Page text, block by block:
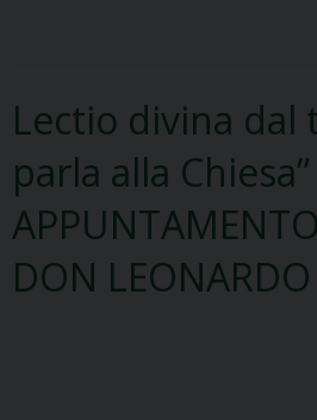
Lectio divina dal
parla alla
DON LEONARDO